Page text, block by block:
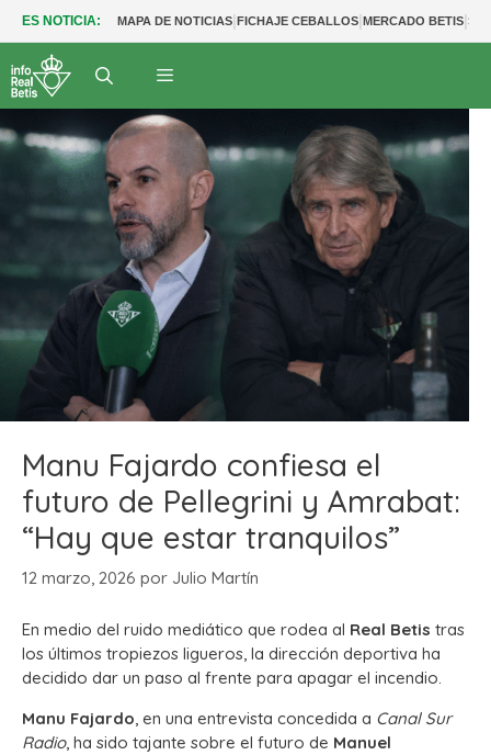
ES NOTICIA: MAPA DE NOTICIAS|FICHAJE CEBALLOS|MERCADO BETIS|
Manu Fajardo confiesa el
futuro de Pellegrini y Amrabat:
“Hay que estar tranquilos”
12 marzo, 2026 por Julio Martín
En medio del ruido mediático que rodea al Real Betis tras
los últimos tropiezos ligueros, la dirección deportiva ha
decidido dar un paso al frente para apagar el incendio.
Manu Fajardo, en una entrevista concedida a Canal Sur
Radio, ha sido tajante sobre el futuro de Manuel